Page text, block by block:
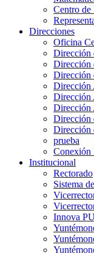
Centro de
Direcciones
Oficina
Dirección
Dirección
Dirección
Dirección
Dirección
Dirección
Dirección
Dirección
prueba
Conexión
Institucional
Rectorado
Sistema
Innova